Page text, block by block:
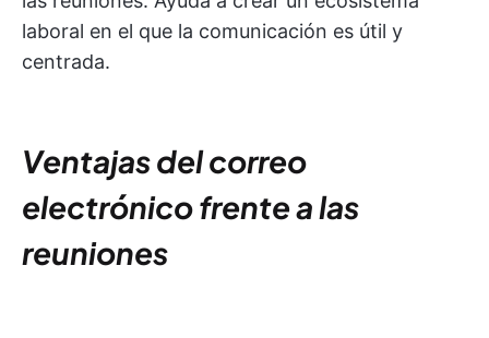
laboral en el que la comunicación es útil y
centrada.
Ventajas del correo
electrónico frente a las
reuniones